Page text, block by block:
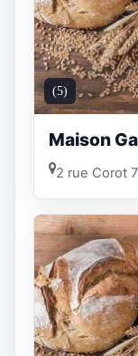
(5)
Maison
2 rue Corot